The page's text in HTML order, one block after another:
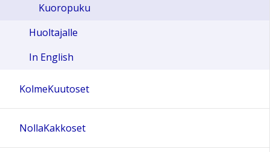
Kuoropuku
Huoltajalle
In English
KolmeKuutoset
NollaKakkoset